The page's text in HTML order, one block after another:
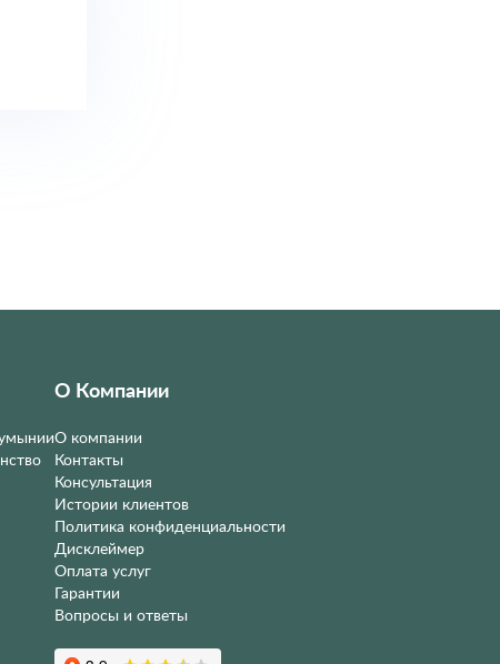
О Компании
О компании
Контакты
Консультация
Истории клиентов
Политика конфиденциальности
Дисклеймер
Оплата услуг
Гарантии
Вопросы и ответы